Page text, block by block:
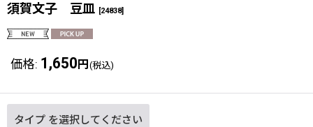
須賀文子 豆皿 [24838]
価格: 1,650 円 (税込)
タイプ を選択してください